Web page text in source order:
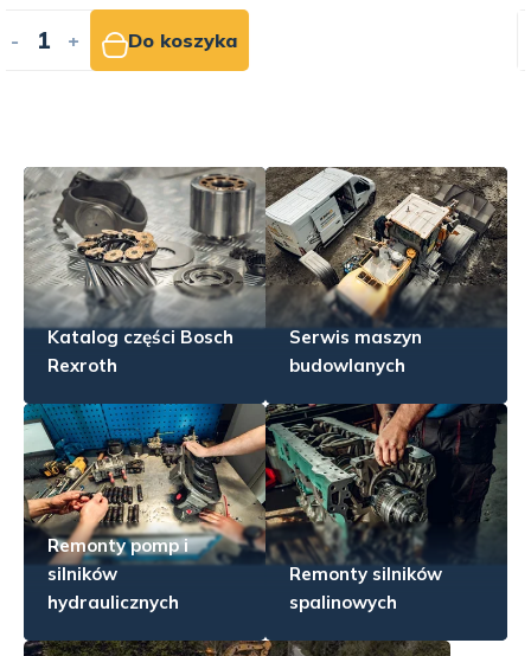
- + Do koszyka
Katalog części Bosch
Rexroth
Serwis maszyn
budowlanych
Remonty pomp i
silników
hydraulicznych
Remonty silników
spalinowych